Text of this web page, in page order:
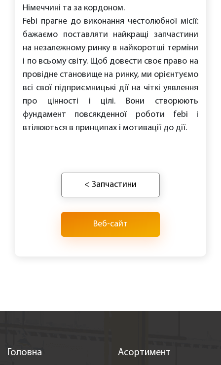
Німеччині та за кордоном.
Febi прагне до виконання честолюбної місії:
бажаємо поставляти найкращі запчастини
на незалежному ринку в найкоротші терміни
і по всьому світу. Щоб довести своє право на
провідне становище на ринку, ми орієнтуємо
всі свої підприємницькі дії на чіткі уявлення
про цінності і цілі. Вони створюють
фундамент повсякденної роботи febi і
втілюються в принципах і мотивації до дії.
< Запчастини
Веб-сайт
Головна Асортимент